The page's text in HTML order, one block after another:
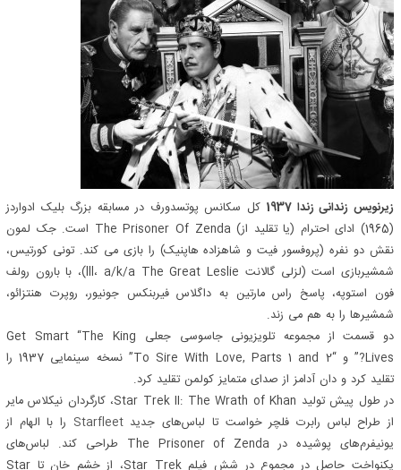
زیرنویس زندانی زندا 1937
کل سکانس پوتسدورف در مسابقه بزرگ بلیک ادواردز
(1965) ادای احترام (یا تقلید از) The Prisoner Of Zenda است. جک لمون
نقش دو نفره (پروفسور فیت و شاهزاده هاپنیک) را بازی می کند. تونی کورتیس،
شمشیربازی است (لزلی گالانت lll، a/k/a The Great Leslie)، با بارون رولف
فون استوپه، پاسخ راس مارتین به داگلاس فیربنکس جونیور، روپرت هنتزائو،
شمشیرها را به هم می زند.
دو قسمت از مجموعه تلویزیونی جاسوسی جعلی Get Smart “The King
Lives?” و “To Sire With Love, Parts 1 and 2” نسخه سینمایی 1937 را
تقلید کرد و دان آدامز از صدای متمایز کولمن تقلید کرد.
در طول پیش تولید Star Trek II: The Wrath of Khan، کارگردان نیکلاس مایر
از طراح لباس رابرت فلچر خواست تا لباس‌های جدیدStarfleet را با الهام از
یونیفرم‌های پوشیده در The Prisoner of Zenda طراحی کند. لباس‌های
یکنواخت حاصل در مجموع در شش فیلم Star Trek، از خشم خان تا Star